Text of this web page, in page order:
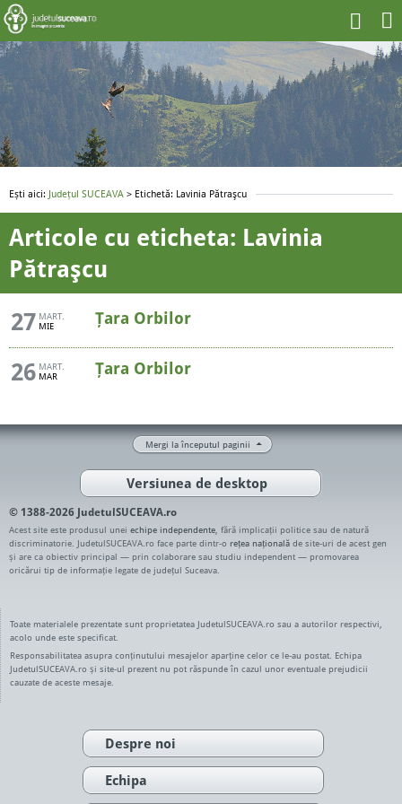
Ești aici: Județul SUCEAVA > Etichetă: Lavinia Pătraşcu
Articole cu eticheta: Lavinia
Pătraşcu
Țara Orbilor
27 MART.
MIE
Țara Orbilor
26 MART.
MAR
Mergi la începutul paginii
Versiunea de desktop
© 1388-2026 JudetulSUCEAVA.ro
Acest site este produsul unei echipe independente , fără implicații politice sau de natură
discriminatorie. JudetulSUCEAVA.ro face parte dintr-o rețea națională de site-uri de acest gen
și are ca obiectiv principal — prin colaborare sau studiu independent — promovarea
oricărui tip de informație legate de județul Suceava.
Toate materialele prezentate sunt proprietatea JudetulSUCEAVA.ro sau a autorilor respectivi,
acolo unde este specificat.
Responsabilitatea asupra conținutului mesajelor aparține celor ce le-au postat. Echipa
JudetulSUCEAVA.ro și site-ul prezent nu pot răspunde în cazul unor eventuale prejudicii
cauzate de aceste mesaje.
Despre noi
Echipa